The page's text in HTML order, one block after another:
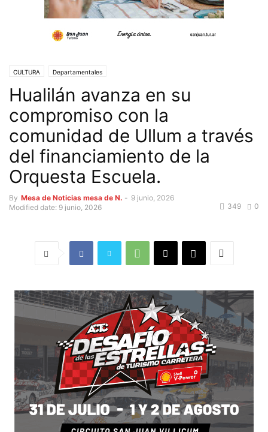
CULTURA Departamentales
Hualilán avanza en su
compromiso con la
comunidad de Ullum a través
del financiamiento de la
Orquesta Escuela.
By Mesa de Noticias mesa de N. - 9 junio, 2026
Modified date: 9 junio, 2026
0
349